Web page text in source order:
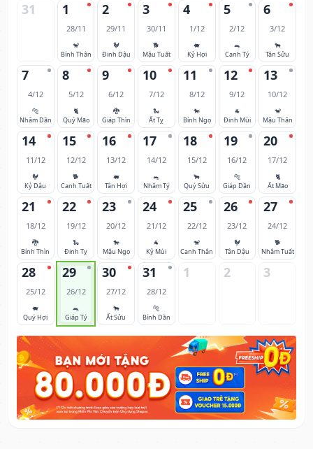
31 1
28/11
🐒
Bính Thân
2
29/11
🐓
Đinh Dậu
3
30/11
🐕
Mậu Tuất
4
1/12
🐖
Kỷ Hợi
5
2/12
🐀
Canh Tý
6
3/12
🐂
Tân Sửu
7
4/12
🐅
Nhâm Dần
8
5/12
🐈
Quý Mão
9
6/12
🐉
Giáp Thìn
10
7/12
🐍
Ất Tỵ
11
8/12
🐎
Bính Ngọ
12
9/12
🐐
Đinh Mùi
13
10/12
🐒
Mậu Thân
14
11/12
🐓
Kỷ Dậu
15
12/12
🐕
Canh Tuất
16
13/12
🐖
Tân Hợi
17
14/12
🐀
Nhâm Tý
18
15/12
🐂
Quý Sửu
19
16/12
🐅
Giáp Dần
20
17/12
🐈
Ất Mão
21
18/12
🐉
Bính Thìn
22
19/12
🐍
Đinh Tỵ
23
20/12
🐎
Mậu Ngọ
24
21/12
🐐
Kỷ Mùi
25
22/12
🐒
Canh Thân
26
23/12
🐓
Tân Dậu
27
24/12
🐕
Nhâm Tuất
28
25/12
🐖
Quý Hợi
29
26/12
🐀
Giáp Tý
30
27/12
🐂
Ất Sửu
31
28/12
🐅
Bính Dần
1 2 3